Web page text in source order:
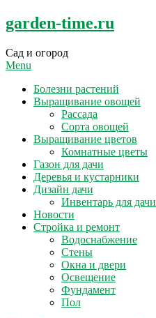
Skip
to
garden-time.ru
Сад и огород
Menu
Болезни растений
Выращивание овощей
Рассада
Сорта овощей
Выращивание цветов
Комнатные цветы
Газон для дачи
Деревья и кустарники
Дизайн дачи
Инвентарь для дачи
Новости
Стройка и ремонт
Водоснабжение
Стены
Окна и двери
Освещение
Фундамент
Пол